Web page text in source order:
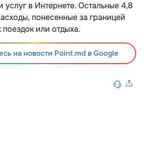
услуг в Интернете. Остальные 4,8
понесенные за границей
или отдыха.
на новости Point.md в Google